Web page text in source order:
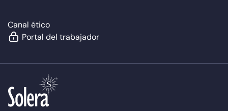
Canal ético
Portal del trabajador